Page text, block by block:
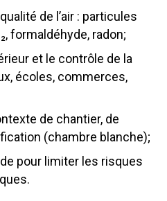
de l’air : particules
formaldéhyde, radon;
et le contrôle de la
écoles, commerces,
de chantier, de
(chambre blanche);
pour limiter les risques